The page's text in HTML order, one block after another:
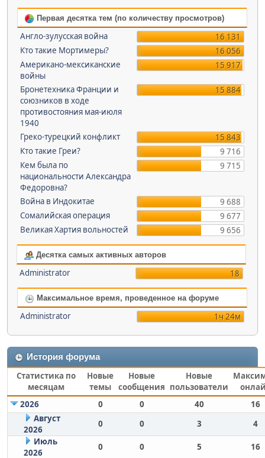
Первая десятка тем (по количеству просмотров)
Англо-зулусская война
16 131
Кто такие Мортимеры?
16 056
Американо-мексиканские
войны
15 917
Бронетехника Франции и
союзников в ходе
противостояния мая-июля
1940
15 884
Греко-турецкий конфликт
15 843
Кто такие Греи?
9 716
Кем была по
национальности Александра
Федоровна?
9 715
Война в Индокитае
9 688
Сомалийская операция
9 677
Великая Хартия вольностей
9 656
Десятка самых активных авторов
Administrator 18
Максимальное время, проведенное на форуме
Administrator 1ч 24м
История форума
Статистика по
месяцам
Новые
темы
Новые
сообщения
Новые
пользователи
2026
0 0 40
16
Август
2026
0 0 3
4
Июль
2026
0 0 5 16